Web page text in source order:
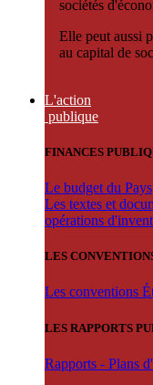
sociétés
Elle peut aussi
au capital de
L'action
publique
FINANCES
Le budget du Pays
Les textes et
opérations
LES
Les conventions
LES RAPPORTS
Rapports - Plans